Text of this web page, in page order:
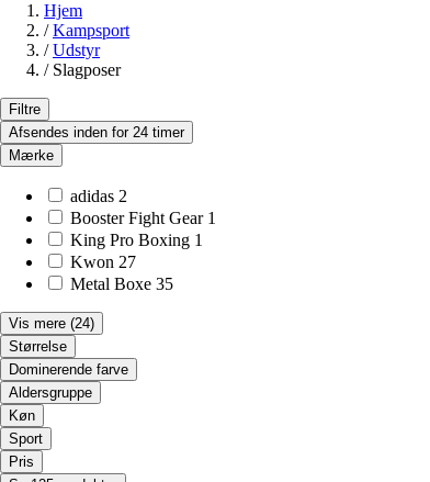
Hjem
/ Kampsport
/ Udstyr
/ Slagposer
Filtre
Afsendes inden for 24 timer
Mærke
adidas 2
Booster Fight Gear 1
King Pro Boxing 1
Kwon 27
Metal Boxe 35
Vis mere (24)
Størrelse
Dominerende farve
Aldersgruppe
Køn
Sport
Pris